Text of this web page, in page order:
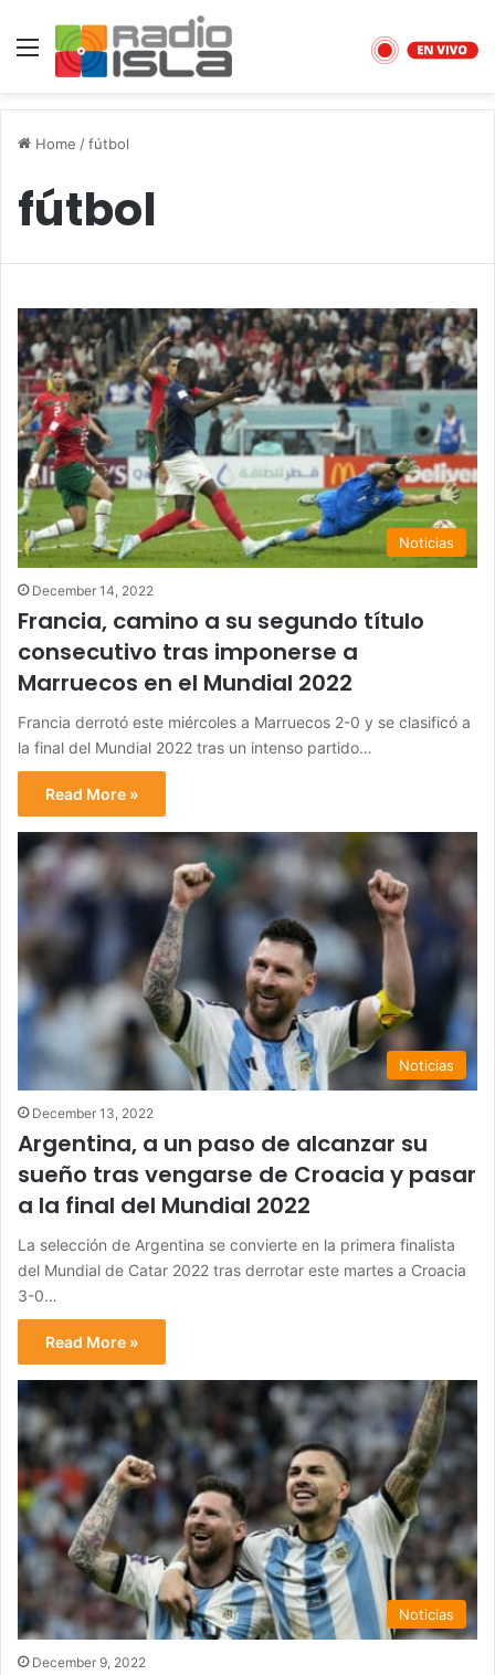
Menu
Home /fútbol
fútbol
Noticias
December 14, 2022
Francia, camino a su segundo título
consecutivo tras imponerse a
Marruecos en el Mundial 2022
Francia derrotó este miércoles a Marruecos 2-0 y se clasificó a
la final del Mundial 2022 tras un intenso partido…
Read More »
Noticias
December 13, 2022
Argentina, a un paso de alcanzar su
sueño tras vengarse de Croacia y pasar
a la final del Mundial 2022
La selección de Argentina se convierte en la primera finalista
del Mundial de Catar 2022 tras derrotar este martes a Croacia
3-0…
Read More »
Noticias
December 9, 2022